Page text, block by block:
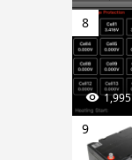
8
9